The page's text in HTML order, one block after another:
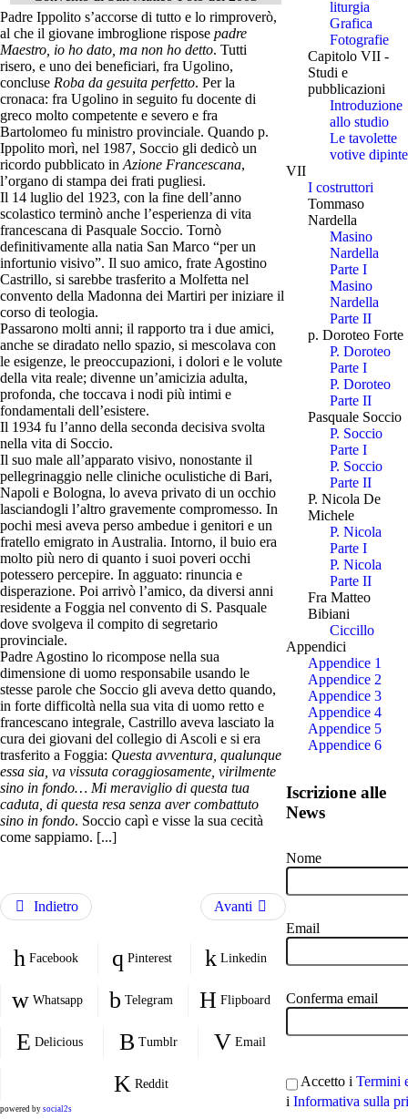
Padre Ippolito s’accorse di tutto e lo rimproverò,
al che il giovane imbroglione rispose padre
Maestro, io ho dato, ma non ho detto. Tutti
risero, e uno dei beneficiari, fra Ugolino,
concluse Roba da gesuita perfetto. Per la
cronaca: fra Ugolino in seguito fu docente di
greco molto competente e severo e fra
Bartolomeo fu ministro provinciale. Quando p.
Ippolito morì, nel 1987, Soccio gli dedicò un
ricordo pubblicato in Azione Francescana,
l’organo di stampa dei frati pugliesi.
Il 14 luglio del 1923, con la fine dell’anno
scolastico terminò anche l’esperienza di vita
francescana di Pasquale Soccio. Tornò
definitivamente alla natia San Marco “per un
infortunio visivo”. Il suo amico, frate Agostino
Castrillo, si sarebbe trasferito a Molfetta nel
convento della Madonna dei Martiri per iniziare il
corso di teologia.
Passarono molti anni; il rapporto tra i due amici,
anche se diradato nello spazio, si mescolava con
le esigenze, le preoccupazioni, i dolori e le volute
della vita reale; divenne un’amicizia adulta,
profonda, che toccava i nodi più intimi e
fondamentali dell’esistere.
Il 1934 fu l’anno della seconda decisiva svolta
nella vita di Soccio.
Il suo male all’apparato visivo, nonostante il
pellegrinaggio nelle cliniche oculistiche di Bari,
Napoli e Bologna, lo aveva privato di un occhio
lasciandogli l’altro gravemente compromesso. In
pochi mesi aveva perso ambedue i genitori e un
fratello emigrato in Australia. Intorno, il buio era
molto più nero di quanto i suoi poveri occhi
potessero percepire. In agguato: rinuncia e
disperazione. Poi arrivò l’amico, da diversi anni
residente a Foggia nel convento di S. Pasquale
dove svolgeva il compito di segretario
provinciale.
Padre Agostino lo ricompose nella sua
dimensione di uomo responsabile usando le
stesse parole che Soccio gli aveva detto quando,
in forte difficoltà nella sua vita di uomo retto e
francescano integrale, Castrillo aveva lasciato la
cura dei giovani del collegio di Ascoli e si era
trasferito a Foggia: Questa avventura, qualunque
essa sia, va vissuta coraggiosamente, virilmente
sino in fondo… Mi meraviglio di questa tua
caduta, di questa resa senza aver combattuto
sino in fondo. Soccio capì e visse la sua cecità
come sappiamo. [...]
Indietro Avanti
Facebook Pinterest Linkedin
Whatsapp Telegram Flipboard
Delicious Tumblr Email
Reddit
powered by social2s
liturgia
Grafica
Fotografie
Capitolo VII -
Studi e
pubblicazioni
Introduzione
allo studio
Le tavolette
votive dipinte
VII
I costruttori
Tommaso
Nardella
Masino
Nardella
Parte I
Masino
Nardella
Parte II
p. Doroteo Forte
P. Doroteo
Parte I
P. Doroteo
Parte II
Pasquale Soccio
P. Soccio
Parte I
P. Soccio
Parte II
P. Nicola De
Michele
P. Nicola
Parte I
P. Nicola
Parte II
Fra Matteo
Bibiani
Ciccillo
Appendici
Appendice 1
Appendice 2
Appendice 3
Appendice 4
Appendice 5
Appendice 6
Iscrizione alle
News
Nome
Email
Conferma email
Accetto i Termini
i Informativa sulla